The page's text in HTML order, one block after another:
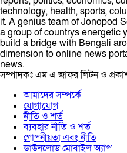
technology, health, sports,
it. A genius team of Jonopod
a group of countrys energetic
build a bridge with Bengali
dimension to online news
news.
সম্পাদকঃ এম এ জাফর লিটন ও
আমাদের সম্পর্কে
যোগাযোগ
নীতি ও শর্ত
ব্যবহার নীতি ও শর্ত
গোপনীয়তা এবং নীতি
ডাউনলোড মোবাইল অ্যাপ